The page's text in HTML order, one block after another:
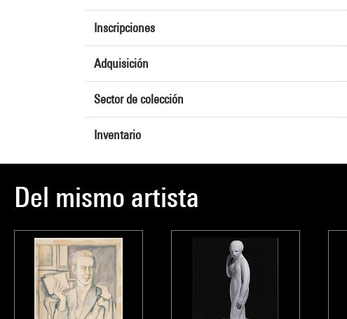
Inscripciones
Adquisición
Sector de colección
Inventario
Del mismo artista